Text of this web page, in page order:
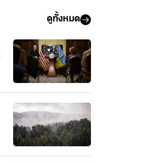
ดูทั้งหมด